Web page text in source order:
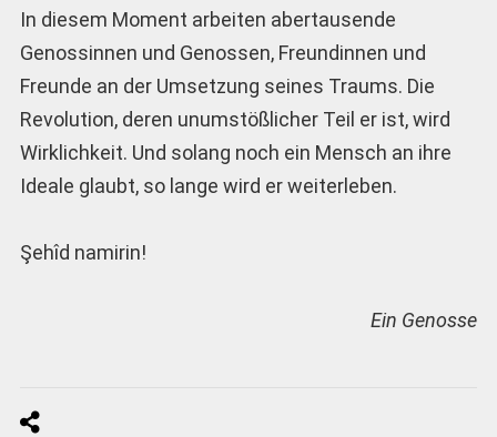
In diesem Moment arbeiten abertausende
Genossinnen und Genossen, Freundinnen und
Freunde an der Umsetzung seines Traums. Die
Revolution, deren unumstößlicher Teil er ist, wird
Wirklichkeit. Und solang noch ein Mensch an ihre
Ideale glaubt, so lange wird er weiterleben.
Şehîd namirin!
Ein Genosse